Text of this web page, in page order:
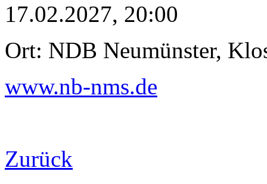
17.02.2027, 20:00
Ort: NDB Neumünster,
www.nb-nms.de
Zurück